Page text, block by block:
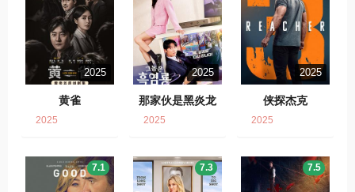
2025
黄雀
2025
2025
那家伙是黑炎龙
2025
2025
侠探杰克
2025
7.1 7.3 7.5